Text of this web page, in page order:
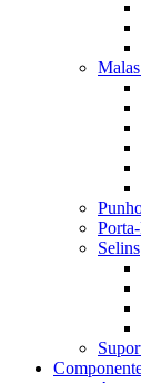
Selins